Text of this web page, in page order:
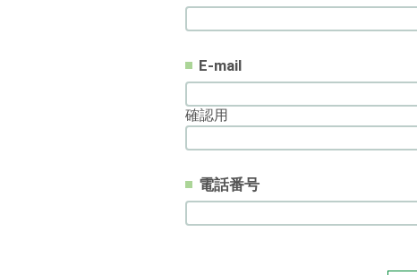
E-mail
確認用
電話番号